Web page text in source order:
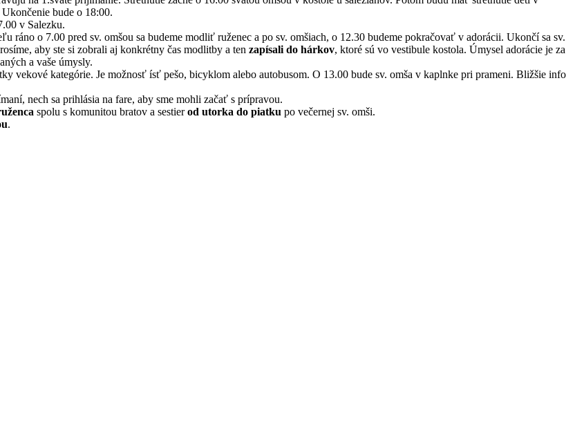
bude o 18:00.
v Salezku.
ráno o 7.00 pred sv. omšou sa budeme modliť ruženec a po sv. omšiach, o 12.30 budeme pokračovať v adorácii. Ukončí sa sv.
aby ste si zobrali aj konkrétny čas modlitby a ten zapísali do hárkov, ktoré sú vo vestibule kostola. Úmysel adorácie je za
a vaše úmysly.
vekové kategórie. Je možnosť ísť pešo, bicyklom alebo autobusom. O 13.00 bude sv. omša v kaplnke pri prameni. Bližšie info
nech sa prihlásia na fare, aby sme mohli začať s prípravou.
spolu s komunitou bratov a sestierod utorka do piatku po večernej sv. omši.
.